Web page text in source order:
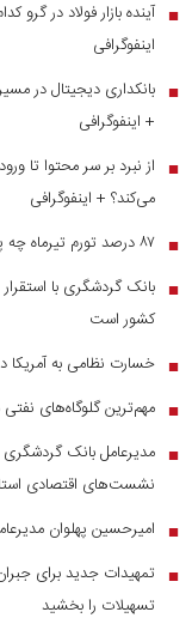
■ آینده بازار فولاد در
اینفوگرافی
■ بانکداری دیجیتال در
+ اینفوگرافی
■
می‌کند؟ + اینفوگرافی
■ ۸۷ درصد تورم تیرماه چه پیامی به دنبال دارد؟
■ بانک گردشگری با
کشور است
■ خسارت نظامی به آمریکا
■ مهم‌ترین گلوگاه‌های نفتی
■ مدیرعامل بانک گردشگری
نشست‌های اقتصادی
■ امیرحسین پهلوان
■
تمهیدات جدید برای
تسهیلات را بخشید